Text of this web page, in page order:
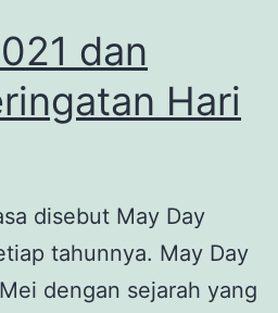
dan
Hari
disebut May Day
tahunnya. May Day
dengan sejarah yang